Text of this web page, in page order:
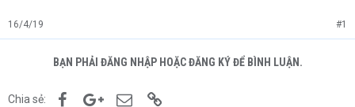
16/4/19 #1
BẠN PHẢI ĐĂNG NHẬP HOẶC ĐĂNG KÝ ĐỂ BÌNH LUẬN.
Chia sẻ: FacebookGoogle+Email